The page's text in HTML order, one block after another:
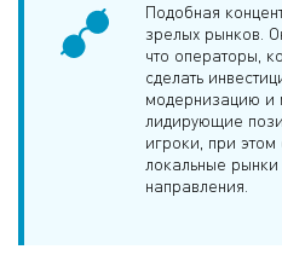
Подобная
зрелых рынков.
что операторы,
сделать
модернизацию и
лидирующие
игроки, при этом
локальные
направления.